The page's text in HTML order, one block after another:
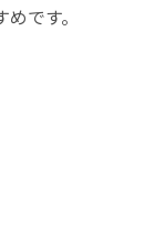
です。